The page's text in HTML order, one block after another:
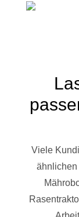
Viele
ähnlichen